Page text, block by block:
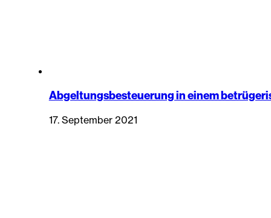
Abgeltungsbesteuerung in einem
17. September 2021